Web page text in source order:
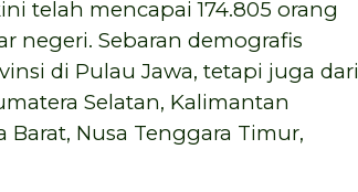
telah mencapai 174.805 orang
negeri. Sebaran demografis
di Pulau Jawa, tetapi juga dari
Selatan, Kalimantan
Barat, Nusa Tenggara Timur,